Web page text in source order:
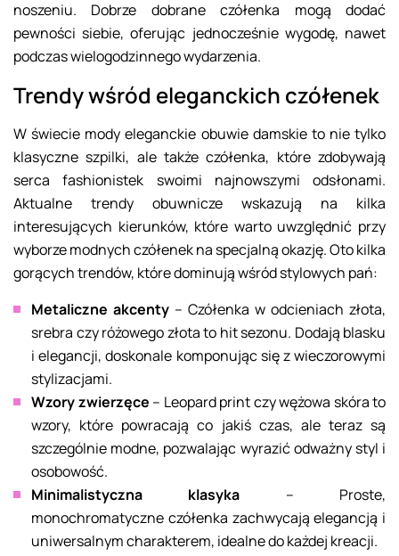
noszeniu. Dobrze dobrane czółenka mogą dodać
pewności siebie, oferując jednocześnie wygodę, nawet
podczas wielogodzinnego wydarzenia.
Trendy wśród eleganckich czółenek
W świecie mody eleganckie obuwie damskie to nie tylko
klasyczne szpilki, ale także czółenka, które zdobywają
serca fashionistek swoimi najnowszymi odsłonami.
Aktualne trendy obuwnicze wskazują na kilka
interesujących kierunków, które warto uwzględnić przy
wyborze modnych czółenek na specjalną okazję. Oto kilka
gorących trendów, które dominują wśród stylowych pań:
Metaliczne akcenty – Czółenka w odcieniach złota,
srebra czy różowego złota to hit sezonu. Dodają blasku
i elegancji, doskonale komponując się z wieczorowymi
stylizacjami.
Wzory zwierzęce – Leopard print czy wężowa skóra to
wzory, które powracają co jakiś czas, ale teraz są
szczególnie modne, pozwalając wyrazić odważny styl i
osobowość.
Minimalistyczna klasyka – Proste,
monochromatyczne czółenka zachwycają elegancją i
uniwersalnym charakterem, idealne do każdej kreacji.